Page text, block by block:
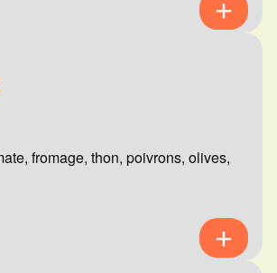
fromage, thon, poivrons, olives,